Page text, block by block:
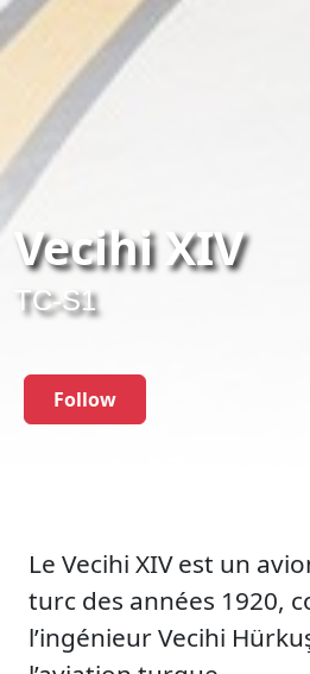
Vecihi XIV
TC-S1
Follow
Le Vecihi XIV est un
turc des années 1920,
l’ingénieur Vecihi